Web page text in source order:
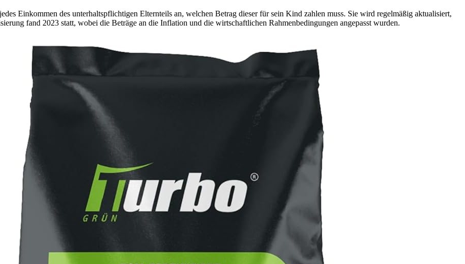
Einkommen des unterhaltspflichtigen Elternteils an, welchen Betrag dieser für sein Kind zahlen muss. Sie wird regelmäßig aktualisiert,
fand 2023 statt, wobei die Beträge an die Inflation und die wirtschaftlichen Rahmenbedingungen angepasst wurden.